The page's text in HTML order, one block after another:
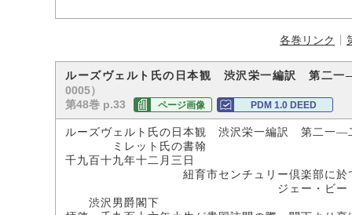
各巻リンク
ルーズヴェルト氏の日本観 渋沢栄一編訳 第二
0005）
第48巻 p.33
ページ画像 PDM 1.0 DEED
ルーズヴェルト氏の日本観 渋沢栄一編訳 第二一―
ミレット氏の書翰
千九百十九年十二月三日
紐育市センチュリー倶楽部に於
ジェー・ビー・ミレ
渋沢男爵閣下